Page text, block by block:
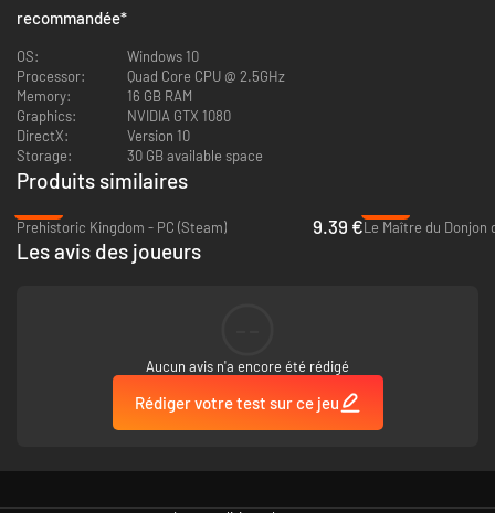
Aménagez et améliorez votre hôpital tout en traitant des patients
Recrutez des médecins aux profils et parcours différents puis
répartissez-les au mieux pour rendre votre hôpital performant.
Assurez-vous que tout le monde soit satisfait en répondant aux
besoins en nutrition, espaces confinés, miction, art, art
postmoderne, etc.
Construisez et perfectionnez les installations de traitements
expérimentaux pour faire face aux problèmes de gestion toujours
Partez en Campagne ou accédez au mode Bac à sable, où vous
prendrez le temps de faire de votre hôpital un endroit aussi
accueillant que performant.
recommandée*
OS:
Windows 10
Processor:
Quad Core CPU @ 2.5GHz
Memory:
16 GB RAM
Graphics:
NVIDIA GTX 1080
DirectX:
Version 10
Storage:
30 GB available space
Produits similaires
Prehistoric Kingdom - PC (Steam)
9.39 €Le Maître du Donjon
Les avis des joueurs
Aucun avis n'a encore été rédigé
Rédiger votre test sur ce jeu